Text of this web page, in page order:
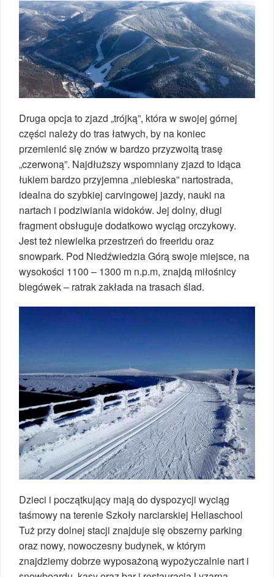
Druga opcja to zjazd „trójką”, która w swojej górnej
części należy do tras łatwych, by na koniec
przemienić się znów w bardzo przyzwoitą trasę
„czerwoną”. Najdłuższy wspomniany zjazd to idąca
łukiem bardzo przyjemna „niebieska” nartostrada,
idealna do szybkiej carvingowej jazdy, nauki na
nartach i podziwiania widoków. Jej dolny, długi
fragment obsługuje dodatkowo wyciąg orczykowy.
Jest też niewielka przestrzeń do freeridu oraz
snowpark. Pod Niedźwiedzia Górą swoje miejsce, na
wysokości 1100 – 1300 m n.p.m, znajdą miłośnicy
biegówek – ratrak zakłada na trasach ślad.
Dzieci i początkujący mają do dyspozycji wyciąg
taśmowy na terenie Szkoły narciarskiej Heliaschool
Tuż przy dolnej stacji znajduje się obszerny parking
oraz nowy, nowoczesny budynek, w którym
znajdziemy dobrze wyposażoną wypożyczalnie nart i